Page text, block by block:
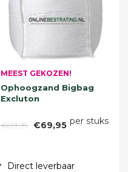
MEEST GEKOZEN!
Ophoogzand Bigbag
Excluton
€89,95 €69,95 per stuks
Direct leverbaar